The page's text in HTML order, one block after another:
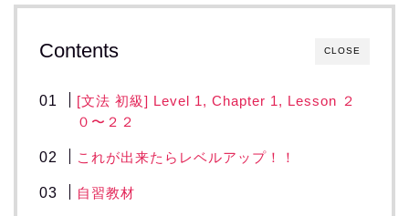
CLOSE
Contents
[文法 初級] Level 1, Chapter 1, Lesson ２
０〜２２
これが出来たらレベルアップ！！
自習教材